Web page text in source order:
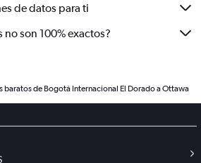
de datos para ti
no son 100% exactos?
baratos de Bogotá Internacional El Dorado a Ottawa